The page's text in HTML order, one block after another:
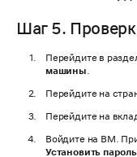
Шаг 5.
Перейдите в
машины.
Перейдите на
Перейдите на
Войдите на ВМ.
Установить пароль